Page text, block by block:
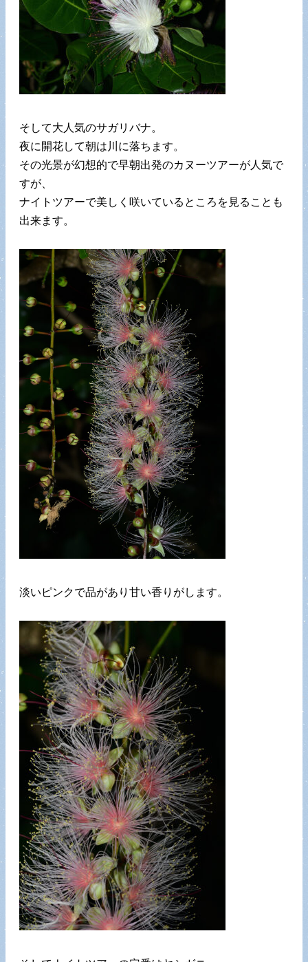
そして大人気のサガリバナ。
夜に開花して朝は川に落ちます。
その光景が幻想的で早朝出発のカヌーツアーが人気で
すが、
ナイトツアーで美しく咲いているところを見ることも
出来ます。
淡いピンクで品があり甘い香りがします。